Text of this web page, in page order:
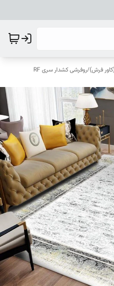
فرش)/روفرشی کشدار سری RF